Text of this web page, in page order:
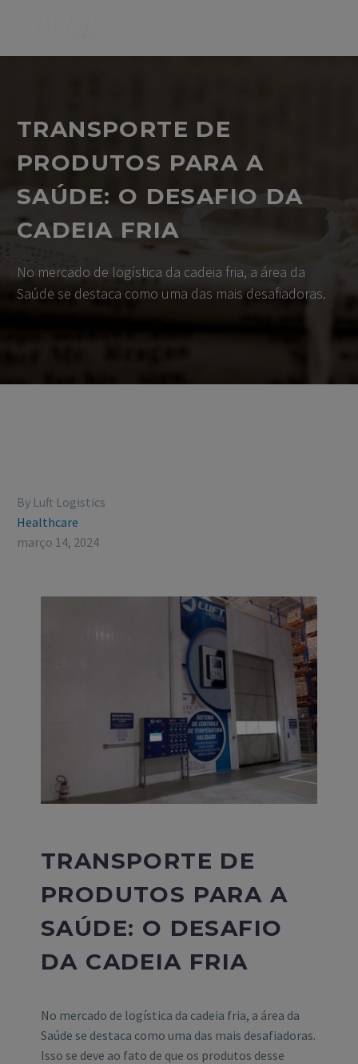
TRANSPORTE DE
PRODUTOS PARA A
SAÚDE: O DESAFIO DA
CADEIA FRIA
No mercado de logística da cadeia fria, a área da
Saúde se destaca como uma das mais desafiadoras.
By Luft Logistics
Healthcare
março 14, 2024
TRANSPORTE DE
PRODUTOS PARA A
SAÚDE: O DESAFIO
DA CADEIA FRIA
No mercado de logística da cadeia fria, a área da
Saúde se destaca como uma das mais desafiadoras.
Isso se deve ao fato de que os produtos desse